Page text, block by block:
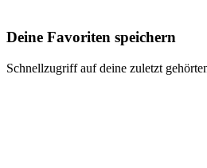
Deine Favoriten speichern
Schnellzugriff auf deine zuletzt